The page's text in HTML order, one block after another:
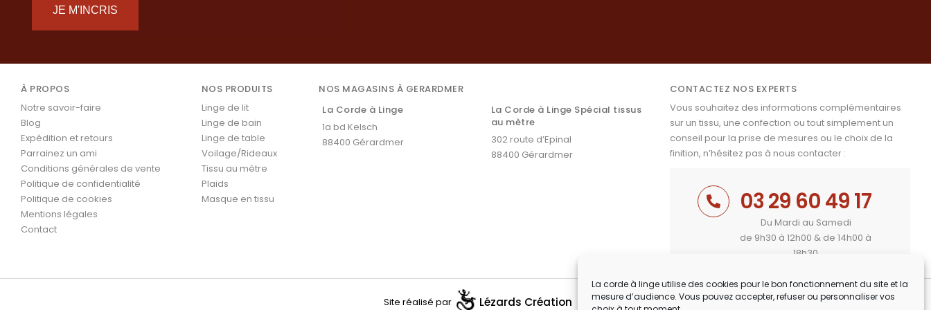
La corde à linge utilise des cookies pour le bon fonctionnement du site et la
mesure d’audience. Vous pouvez accepter, refuser ou personnaliser vos
JE M'INCRIS
À PROPOS
Notre savoir-faire
Blog
Expédition et retours
Parrainez un ami
Conditions générales de vente
Politique de confidentialité
Politique de cookies
Mentions légales
Contact
NOS PRODUITS
Linge de lit
Linge de bain
Linge de table
Voilage/Rideaux
Tissu au mètre
Plaids
Masque en tissu
NOS MAGASINS À GERARDMER
La Corde à Linge
1a bd Kelsch
88400 Gérardmer
La Corde à Linge Spécial tissus
au mètre
302 route d’Epinal
88400 Gérardmer
CONTACTEZ NOS EXPERTS
Vous souhaitez des informations complémentaires
sur un tissu, une confection ou tout simplement un
conseil pour la prise de mesures ou le choix de la
finition, n’hésitez pas à nous contacter :
03 29 60 49 17
Du Mardi au Samedi
de 9h30 à 12h00 & de 14h00 à
18h30
Site réalisé par Lézards Création